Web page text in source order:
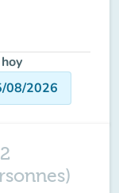
08/2026